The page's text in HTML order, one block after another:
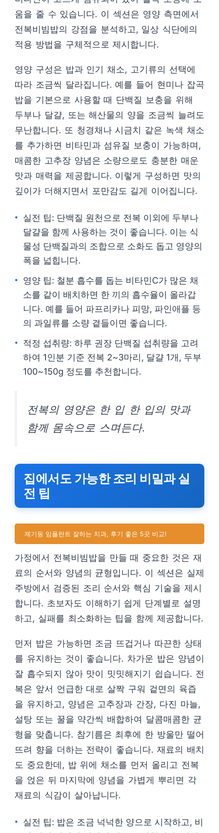
움을 줄 수 있습니다. 이 섹션은 영양 측면에서
전복비빔밥의 강점을 분석하고, 일상 식단에의
적용 방법을 구체적으로 제시합니다.
영양 구성은 밥과 인기 채소, 고기류의 선택에
따라 조금씩 달라집니다. 예를 들어 현미나 잡곡
밥을 기본으로 사용할 때 단백질 보충을 위해
두부나 달걀, 또는 해산물의 양을 조금씩 늘려도
무난합니다. 또 청경채나 시금치 같은 녹색 채소
를 추가하면 비타민과 섬유질 보충이 가능하며,
매콤한 고추장 양념은 소량으로도 충분한 매운
맛과 매력을 제공합니다. 이렇게 구성하면 맛의
깊이가 더해지면서 포만감도 길게 이어집니다.
실전 팁: 단백질 원천으로 전복 이외에 두부나
달걀을 함께 사용하는 것이 좋습니다. 이는 식
물성 단백질과의 조합으로 소화도 돕고 영양의
폭을 넓힙니다.
영양 팁: 철분 흡수를 돕는 비타민C가 많은 채
소를 같이 배치하면 한 끼의 흡수율이 올라갑
니다. 예를 들어 파프리카나 피망, 파인애플 등
의 과일류를 소량 곁들이면 좋습니다.
적정 섭취량: 하루 권장 단백질 섭취량을 고려
하여 1인분 기준 전복 2~3마리, 달걀 1개, 두부
100~150g 정도를 추천합니다.
전복의 영양은 한 입 한 입의 맛과
함께 몸속으로 스며든다.
집에서도 가능한 조리 비밀과 실
전 팁
제기동 임플란트 잘하는 치과, 후기 좋은 5곳 비교!
가정에서 전복비빔밥을 만들 때 중요한 것은 재
료의 순서와 양념의 균형입니다. 이 섹션은 실제
주방에서 검증된 조리 순서와 핵심 기술을 제시
합니다. 초보자도 이해하기 쉽게 단계별로 설명
하고, 실패를 최소화하는 팁을 함께 제공합니다.
먼저 밥은 가능하면 조금 뜨겁거나 따끈한 상태
를 유지하는 것이 좋습니다. 차가운 밥은 양념이
잘 흡수되지 않아 맛이 밋밋해지기 쉽습니다. 전
복은 앞서 언급한 대로 살짝 구워 겉면의 육즙
을 유지하고, 양념은 고추장과 간장, 다진 마늘,
설탕 또는 꿀을 약간씩 배합하여 달콤매콤한 균
형을 맞춥니다. 참기름은 최후에 한 방울만 떨어
뜨려 향을 더하는 전략이 좋습니다. 재료의 배치
도 중요한데, 밥 위에 채소를 먼저 올리고 전복
을 얹은 뒤 마지막에 양념을 가볍게 뿌리면 각
재료의 식감이 살아납니다.
실전 팁: 밥은 조금 넉넉한 양으로 시작하고, 비